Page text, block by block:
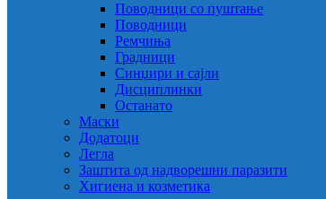
Поводници со пуштање
Поводници
Ремчиња
Градници
Синџири и сајли
Дисциплинки
Останато
Маски
Додатоци
Легла
Заштита од надворешни паразити
Хигиена и козметика